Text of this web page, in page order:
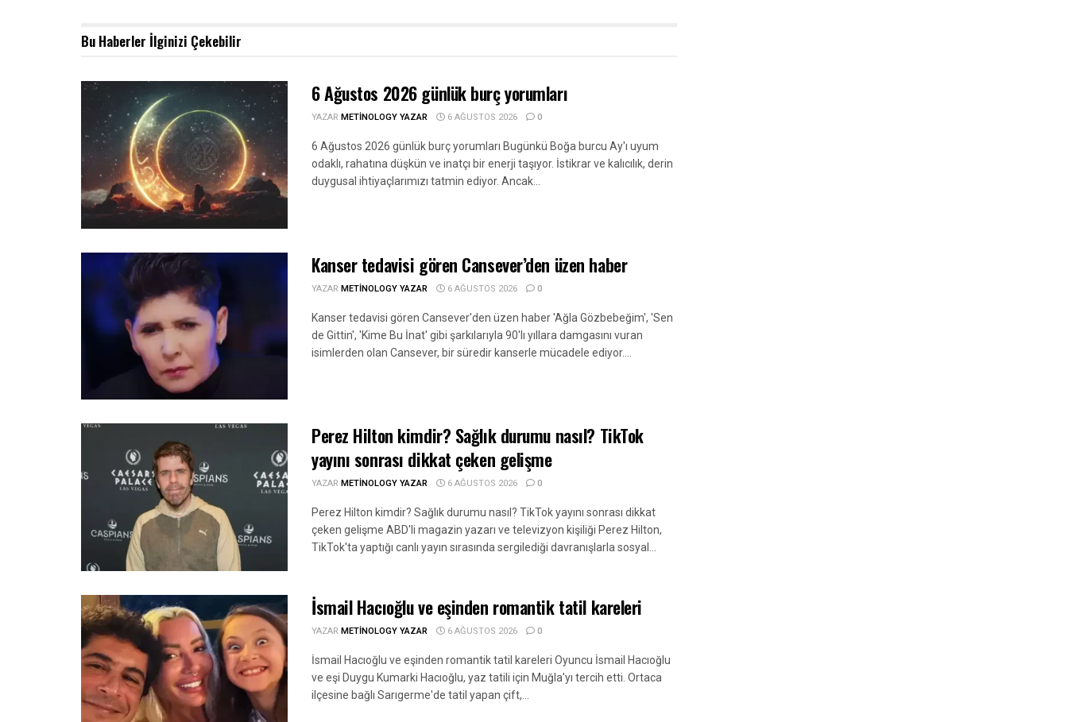
Bu Haberler İlginizi Çekebilir
6 Ağustos 2026 günlük burç yorumları
YAZAR METINOLOGY YAZAR 6 AĞUSTOS 2026 0
6 Ağustos 2026 günlük burç yorumları Bugünkü Boğa burcu Ay'ı uyum
odaklı, rahatına düşkün ve inatçı bir enerji taşıyor. İstikrar ve kalıcılık, derin
duygusal ihtiyaçlarımızı tatmin ediyor. Ancak...
Kanser tedavisi gören Cansever’den üzen haber
YAZAR METINOLOGY YAZAR 6 AĞUSTOS 2026 0
Kanser tedavisi gören Cansever'den üzen haber 'Ağla Gözbebeğim', 'Sen
de Gittin', 'Kime Bu İnat' gibi şarkılarıyla 90'lı yıllara damgasını vuran
isimlerden olan Cansever, bir süredir kanserle mücadele ediyor....
Perez Hilton kimdir? Sağlık durumu nasıl? TikTok
yayını sonrası dikkat çeken gelişme
YAZAR METINOLOGY YAZAR 6 AĞUSTOS 2026 0
Perez Hilton kimdir? Sağlık durumu nasıl? TikTok yayını sonrası dikkat
çeken gelişme ABD'li magazin yazarı ve televizyon kişiliği Perez Hilton,
TikTok'ta yaptığı canlı yayın sırasında sergilediği davranışlarla sosyal...
İsmail Hacıoğlu ve eşinden romantik tatil kareleri
YAZAR METINOLOGY YAZAR 6 AĞUSTOS 2026 0
İsmail Hacıoğlu ve eşinden romantik tatil kareleri Oyuncu İsmail Hacıoğlu
ve eşi Duygu Kumarki Hacıoğlu, yaz tatili için Muğla'yı tercih etti. Ortaca
ilçesine bağlı Sarıgerme'de tatil yapan çift,...